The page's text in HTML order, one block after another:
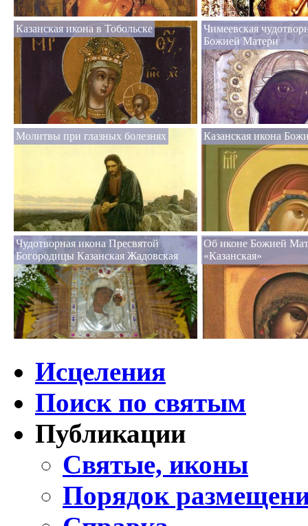
Казанская икона в Тобольске
Чимеевская
Божией Матери
Молитвы при глазных болезнях Казанская икона
Чудотворная икона Пресвятой
Богородицы Казанская Жадовская
Об иконе Божией
«Казанская»
Исцеления
Поиск по святым
Публикации
Святые, иконы
Порядок